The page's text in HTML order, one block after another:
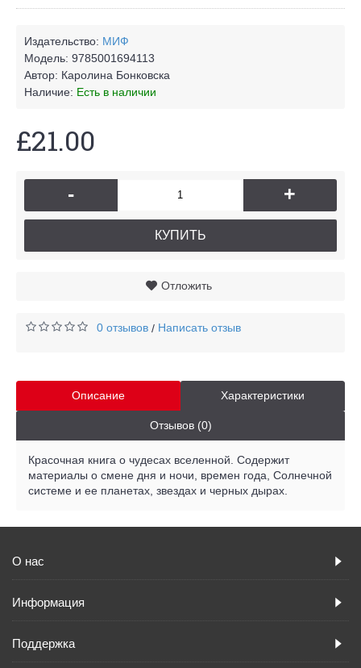
Издательство: МИФ
Модель: 9785001694113
Автор: Каролина Бонковска
Наличие: Есть в наличии
£21.00
- +
КУПИТЬ
Отложить
0 отзывов / Написать отзыв
Описание Характеристики
Отзывов (0)
Красочная книга о чудесах вселенной. Содержит
материалы о смене дня и ночи, времен года, Солнечной
системе и ее планетах, звездах и черных дырах.
О нас
Информация
Поддержка